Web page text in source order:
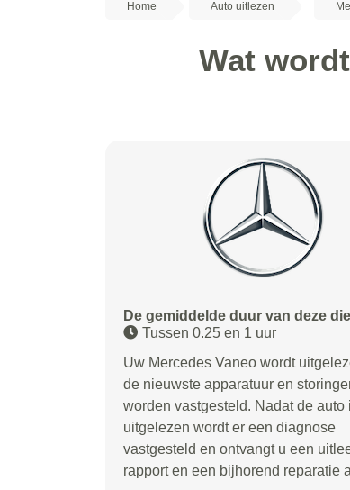
Home Auto uitlezen
Wat
De gemiddelde duur van deze
Tussen 0.25 en 1 uur
Uw Mercedes Vaneo wordt
de nieuwste apparatuur en
worden vastgesteld. Nadat de auto
uitgelezen wordt er een diagnose
vastgesteld en ontvangt u een
rapport en een bijhorend reparatie